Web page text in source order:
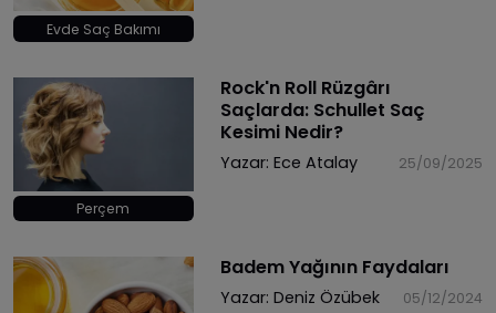
Evde Saç Bakımı
Perçem
Rock'n Roll Rüzgârı
Saçlarda: Schullet Saç
Kesimi Nedir?
Yazar: Ece Atalay 25/09/2025
Badem Yağının Faydaları
Yazar: Deniz Özübek 05/12/2024